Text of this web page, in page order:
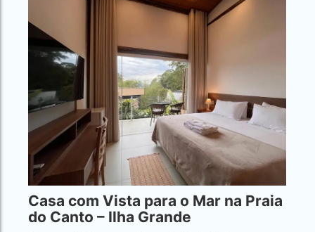
Casa com Vista para o Mar na Praia
do Canto – Ilha Grande